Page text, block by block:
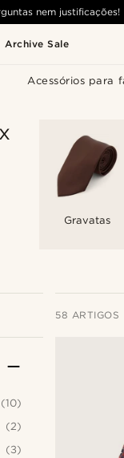
Archive Sale
Acessórios para
nem justificações!
Gravatas
58 ARTIGOS
(10)
(2)
(3)